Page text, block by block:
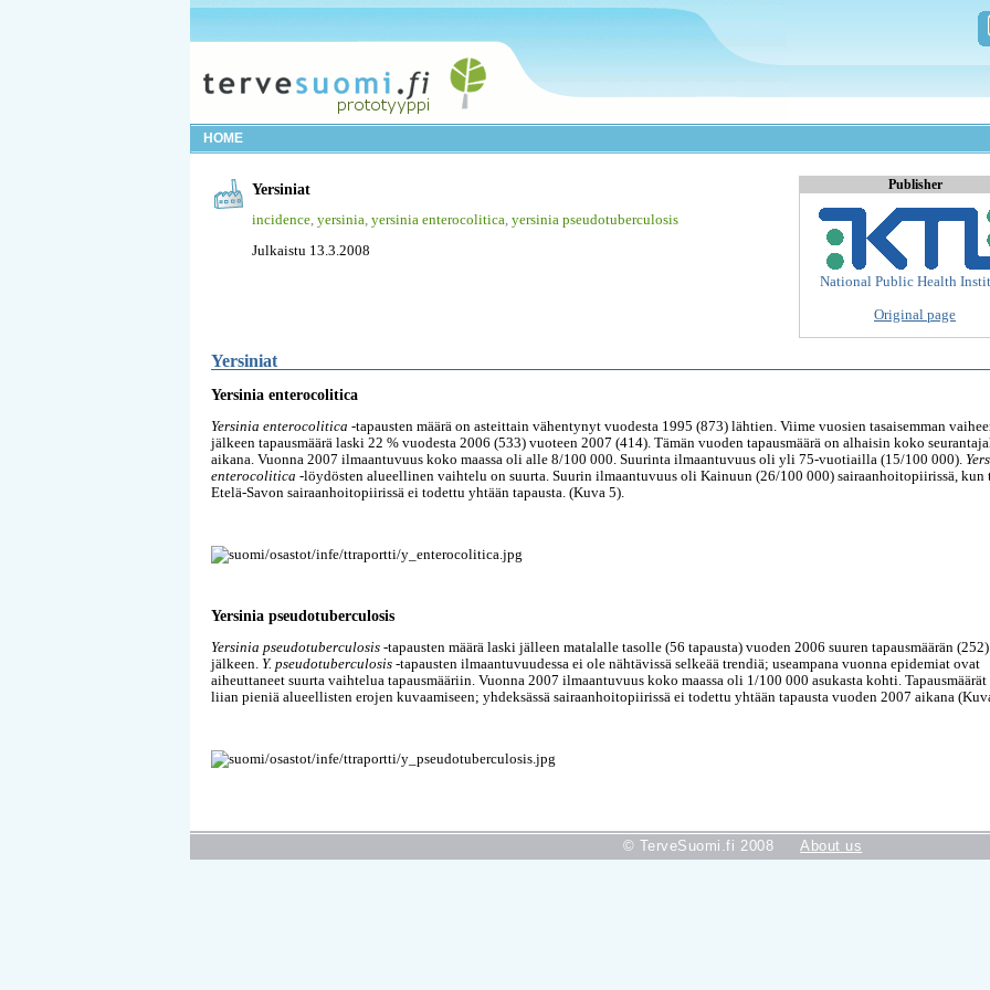
HOME
Publisher
National Public Health
Original page
Yersiniat
incidence yersinia yersinia enterocolitica yersinia pseudotuberculosis
Julkaistu 13.3.2008
Yersiniat
Yersinia enterocolitica
Yersinia enterocolitica -tapausten määrä on asteittain vähentynyt vuodesta 1995 (873) lähtien. Viime vuosien tasaisemman
jälkeen tapausmäärä laski 22 % vuodesta 2006 (533) vuoteen 2007 (414). Tämän vuoden tapausmäärä on alhaisin koko
aikana. Vuonna 2007 ilmaantuvuus koko maassa oli alle 8/100 000. Suurinta ilmaantuvuus oli yli 75-vuotiailla (15/100 000).
enterocolitica -löydösten alueellinen vaihtelu on suurta. Suurin ilmaantuvuus oli Kainuun (26/100 000) sairaanhoitopiirissä, kun
Etelä-Savon sairaanhoitopiirissä ei todettu yhtään tapausta. (Kuva 5).
Yersinia pseudotuberculosis
Yersinia pseudotuberculosis -tapausten määrä laski jälleen matalalle tasolle (56 tapausta) vuoden 2006 suuren tapausmäärän (252)
jälkeen. Y. pseudotuberculosis -tapausten ilmaantuvuudessa ei ole nähtävissä selkeää trendiä; useampana vuonna epidemiat ovat
aiheuttaneet suurta vaihtelua tapausmääriin. Vuonna 2007 ilmaantuvuus koko maassa oli 1/100 000 asukasta kohti.
liian pieniä alueellisten erojen kuvaamiseen; yhdeksässä sairaanhoitopiirissä ei todettu yhtään tapausta vuoden 2007 aikana
© TerveSuomi.fi 2008 About us